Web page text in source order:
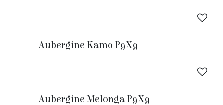
Aubergine Kamo P9X9
Aubergine Melonga P9X9